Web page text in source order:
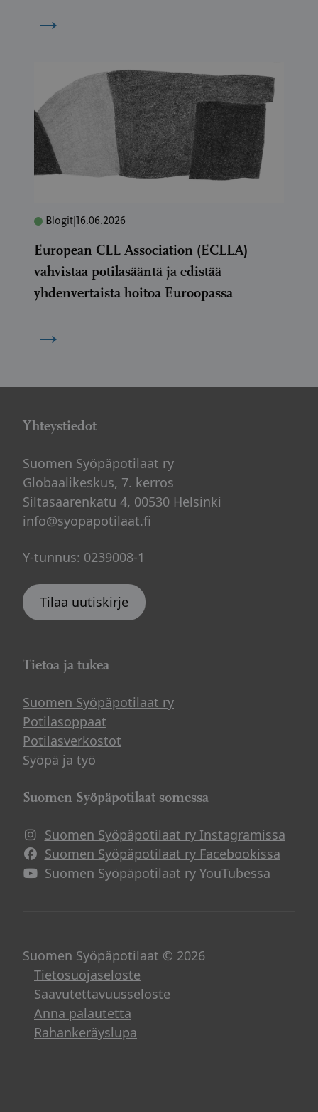
→
Blogit 16.06.2026
European CLL Association (ECLLA)
vahvistaa potilasääntä ja edistää
yhdenvertaista hoitoa Euroopassa
→
Yhteystiedot
Suomen Syöpäpotilaat ry
Globaalikeskus, 7. kerros
Siltasaarenkatu 4, 00530 Helsinki
info@syopapotilaat.fi
Y-tunnus: 0239008-1
Tilaa uutiskirje
Tietoa ja tukea
Suomen Syöpäpotilaat ry
Potilasoppaat
Potilasverkostot
Syöpä ja työ
Suomen Syöpäpotilaat somessa
Suomen Syöpäpotilaat ry Instagramissa
Suomen Syöpäpotilaat ry Facebookissa
Suomen Syöpäpotilaat ry YouTubessa
Suomen Syöpäpotilaat © 2026
Tietosuojaseloste
Saavutettavuusseloste
Anna palautetta
Rahankeräyslupa